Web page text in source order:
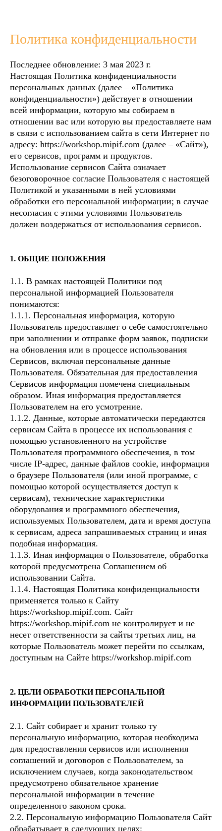
Политика конфиденциальности
Последнее обновление: 3 мая 2023 г.
Настоящая Политика конфиденциальности
персональных данных (далее – «Политика
конфиденциальности») действует в отношении
всей информации, которую мы собираем в
отношении вас или которую вы предоставляете нам
в связи с использованием сайта в сети Интернет по
адресу: https://workshop.mipif.com (далее – «Сайт»),
его сервисов, программ и продуктов.
Использование сервисов Сайта означает
безоговорочное согласие Пользователя с настоящей
Политикой и указанными в ней условиями
обработки его персональной информации; в случае
несогласия с этими условиями Пользователь
должен воздержаться от использования сервисов.
1. ОБЩИЕ ПОЛОЖЕНИЯ
1.1. В рамках настоящей Политики под
персональной информацией Пользователя
понимаются:
1.1.1. Персональная информация, которую
Пользователь предоставляет о себе самостоятельно
при заполнении и отправке форм заявок, подписки
на обновления или в процессе использования
Сервисов, включая персональные данные
Пользователя. Обязательная для предоставления
Сервисов информация помечена специальным
образом. Иная информация предоставляется
Пользователем на его усмотрение.
1.1.2. Данные, которые автоматически передаются
сервисам Сайта в процессе их использования с
помощью установленного на устройстве
Пользователя программного обеспечения, в том
числе IP-адрес, данные файлов cookie, информация
о браузере Пользователя (или иной программе, с
помощью которой осуществляется доступ к
сервисам), технические характеристики
оборудования и программного обеспечения,
используемых Пользователем, дата и время доступа
к сервисам, адреса запрашиваемых страниц и иная
подобная информация.
1.1.3. Иная информация о Пользователе, обработка
которой предусмотрена Соглашением об
использовании Сайта.
1.1.4. Настоящая Политика конфиденциальности
применяется только к Сайту
https://workshop.mipif.com. Сайт
https://workshop.mipif.com не контролирует и не
несет ответственности за сайты третьих лиц, на
которые Пользователь может перейти по ссылкам,
доступным на Сайте https://workshop.mipif.com
2. ЦЕЛИ ОБРАБОТКИ ПЕРСОНАЛЬНОЙ
ИНФОРМАЦИИ ПОЛЬЗОВАТЕЛЕЙ
2.1. Сайт собирает и хранит только ту
персональную информацию, которая необходима
для предоставления сервисов или исполнения
соглашений и договоров с Пользователем, за
исключением случаев, когда законодательством
предусмотрено обязательное хранение
персональной информации в течение
определенного законом срока.
2.2. Персональную информацию Пользователя Сайт
обрабатывает в следующих целях: